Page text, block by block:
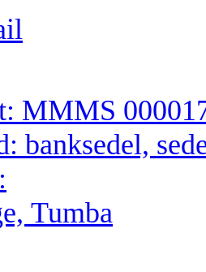
MMMS
banksedel,
Tumba